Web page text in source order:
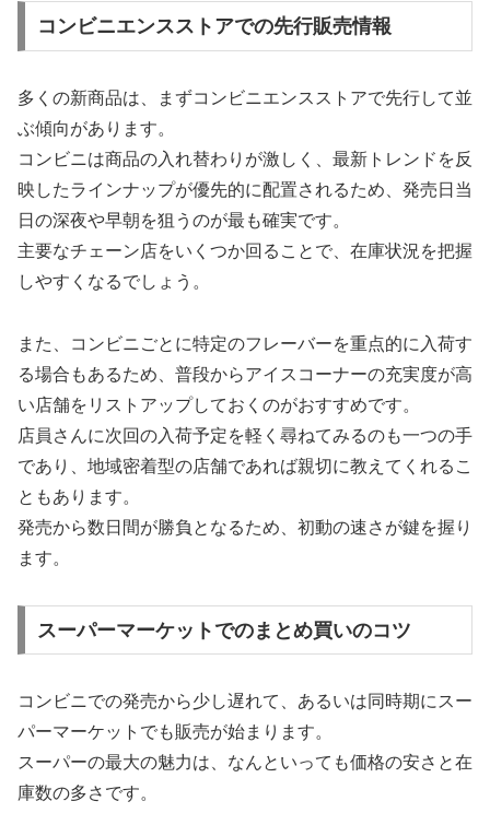
コンビニエンスストアでの先行販売情報
多くの新商品は、まずコンビニエンスストアで先行して並
ぶ傾向があります。
コンビニは商品の入れ替わりが激しく、最新トレンドを反
映したラインナップが優先的に配置されるため、発売日当
日の深夜や早朝を狙うのが最も確実です。
主要なチェーン店をいくつか回ることで、在庫状況を把握
しやすくなるでしょう。
また、コンビニごとに特定のフレーバーを重点的に入荷す
る場合もあるため、普段からアイスコーナーの充実度が高
い店舗をリストアップしておくのがおすすめです。
店員さんに次回の入荷予定を軽く尋ねてみるのも一つの手
であり、地域密着型の店舗であれば親切に教えてくれるこ
ともあります。
発売から数日間が勝負となるため、初動の速さが鍵を握り
ます。
スーパーマーケットでのまとめ買いのコツ
コンビニでの発売から少し遅れて、あるいは同時期にスー
パーマーケットでも販売が始まります。
スーパーの最大の魅力は、なんといっても価格の安さと在
庫数の多さです。